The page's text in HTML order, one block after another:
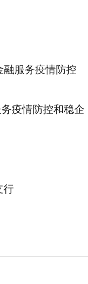
融服务疫情防控
疫情防控和稳企
行